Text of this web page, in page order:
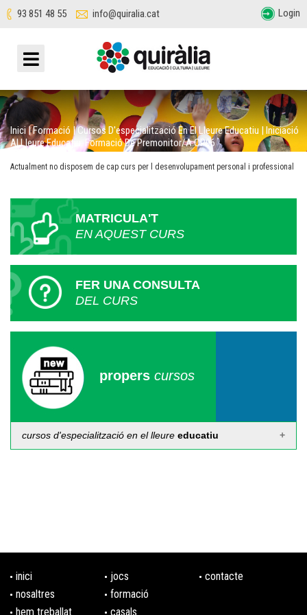
93 851 48 55 info@quiralia.cat Login
Inici|Formació |Cursos D'especialització En El Lleure Educatiu | Iniciació
Al Lleure Educatiu: Formació De Premonitor/a.CP96
Actualment no disposem de cap curs per l desenvolupament personal i professional
MATRICULA'T
EN AQUEST CURS
FER UNA CONSULTA
DEL CURS
propers cursos
cursos d'especialització en el lleure educatiu
Per terminis
Inscripcions fins al 31 de desembre
inici
nosaltres
hem treballat
jocs
formació
casals
contacte